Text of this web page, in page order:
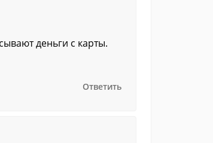
деньги с карты.
Ответить